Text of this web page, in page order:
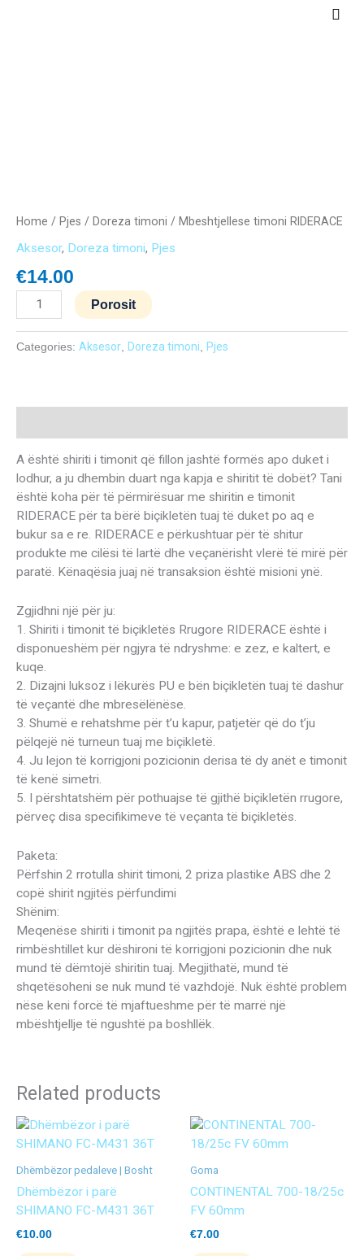
Main
Home / Pjes / Doreza timoni / Mbeshtjellese timoni RIDERACE
Aksesor, Doreza timoni, Pjes
€14.00
Porosit
Categories: Aksesor Doreza timoni Pjes
A është shiriti i timonit që fillon jashtë formës apo duket i
lodhur, a ju dhembin duart nga kapja e shiritit të dobët? Tani
është koha për të përmirësuar me shiritin e timonit
RIDERACE për ta bërë biçikletën tuaj të duket po aq e
bukur sa e re. RIDERACE e përkushtuar për të shitur
produkte me cilësi të lartë dhe veçanërisht vlerë të mirë për
paratë. Kënaqësia juaj në transaksion është misioni ynë.
Zgjidhni një për ju:
1. Shiriti i timonit të biçikletës Rrugore RIDERACE është i
disponueshëm për ngjyra të ndryshme: e zez, e kaltert, e
kuqe.
2. Dizajni luksoz i lëkurës PU e bën biçikletën tuaj të dashur
të veçantë dhe mbresëlënëse.
3. Shumë e rehatshme për t’u kapur, patjetër që do t’ju
pëlqejë në turneun tuaj me biçikletë.
4. Ju lejon të korrigjoni pozicionin derisa të dy anët e timonit
të kenë simetri.
5. I përshtatshëm për pothuajse të gjithë biçikletën rrugore,
përveç disa specifikimeve të veçanta të biçikletës.
Paketa:
Përfshin 2 rrotulla shirit timoni, 2 priza plastike ABS dhe 2
copë shirit ngjitës përfundimi
Shënim:
Meqenëse shiriti i timonit pa ngjitës prapa, është e lehtë të
rimbështillet kur dëshironi të korrigjoni pozicionin dhe nuk
mund të dëmtojë shiritin tuaj. Megjithatë, mund të
shqetësoheni se nuk mund të vazhdojë. Nuk është problem
nëse keni forcë të mjaftueshme për të marrë një
mbështjellje të ngushtë pa boshllëk.
Related products
Dhëmbëzor pedaleve | Bosht
Dhëmbëzor i parë
SHIMANO FC-M431 36T
€10.00
Goma
CONTINENTAL 700-18/25c
FV 60mm
€7.00